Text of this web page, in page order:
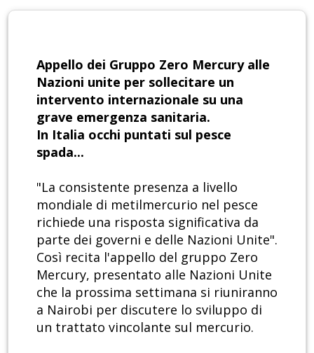
Appello dei Gruppo Zero Mercury alle
Nazioni unite per sollecitare un
intervento internazionale su una
grave emergenza sanitaria.
In Italia occhi puntati sul pesce
spada...
"La consistente presenza a livello
mondiale di metilmercurio nel pesce
richiede una risposta significativa da
parte dei governi e delle Nazioni Unite".
Così recita l'appello del gruppo Zero
Mercury, presentato alle Nazioni Unite
che la prossima settimana si riuniranno
a Nairobi per discutere lo sviluppo di
un trattato vincolante sul mercurio.